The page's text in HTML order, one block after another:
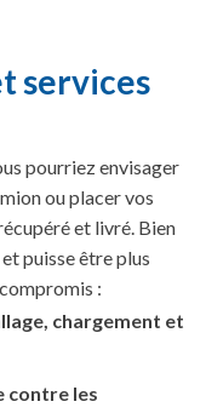
services
pourriez envisager
ou placer vos
et livré. Bien
puisse être plus
:
chargement et
contre les